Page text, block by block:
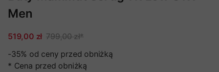
Men
519,00 zł 799,00 zł*
-35% od ceny przed obniżką
* Cena przed obniżką